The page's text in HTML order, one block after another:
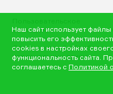
соглашение
Соглашение об обработке
персональных данных
Наш сайт использует
повысить его
cookies в настройках
функциональность сайта.
соглашаетесь с Политикой